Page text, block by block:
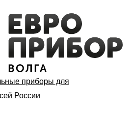
приборы для
России